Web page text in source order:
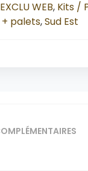
EXCLU WEB, Kits /
palets,Sud Est